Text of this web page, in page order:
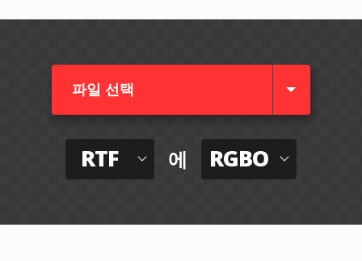
파일 선택
RTF 에 RGBO